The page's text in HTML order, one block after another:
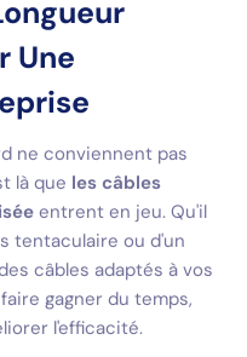
Une
ne conviennent pas
là que les câbles
entrent en jeu. Qu'il
tentaculaire ou d'un
câbles adaptés à vos
gagner du temps,
l'efficacité.